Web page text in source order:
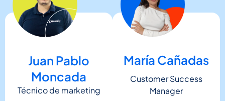
Juan Pablo
Moncada
Técnico de marketing
María Cañadas
Customer Success
Manager